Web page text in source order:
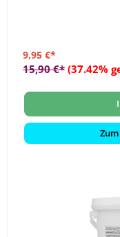
9,95 €*
15,90 €* (37.42%